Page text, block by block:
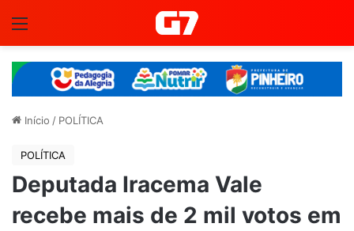
Início / POLÍTICA
POLÍTICA
Deputada Iracema Vale
recebe mais de 2 mil votos em